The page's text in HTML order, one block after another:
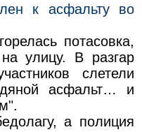
к асфальту во
потасовка,
улицу. В разгар
слетели
асфальт… и
а полиция